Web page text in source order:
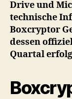
Drive und
technische
Boxcryptor
dessen
Quartal